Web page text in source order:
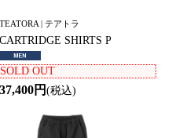
TEATORA | テアトラ
CARTRIDGE SHIRTS P
SOLD OUT
37,400円(税込)